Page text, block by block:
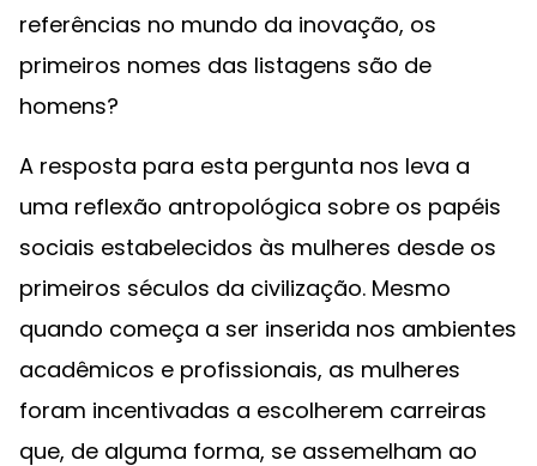
referências no mundo da inovação, os
primeiros nomes das listagens são de
homens?
A resposta para esta pergunta nos leva a
uma reflexão antropológica sobre os papéis
sociais estabelecidos às mulheres desde os
primeiros séculos da civilização. Mesmo
quando começa a ser inserida nos ambientes
acadêmicos e profissionais, as mulheres
foram incentivadas a escolherem carreiras
que, de alguma forma, se assemelham ao